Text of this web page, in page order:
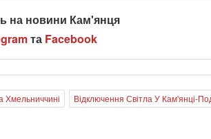
на новини Кам'янця
та Facebook
Хмельниччині
Відключення Світла У Кам'янці-